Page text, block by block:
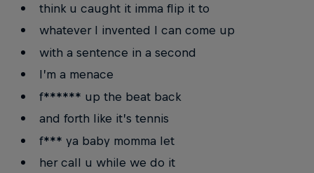
think u caught it imma flip it to
whatever I invented I can come up
with a sentence in a second
I’m a menace
f****** up the beat back
and forth like it’s tennis
f*** ya baby momma let
her call u while we do it